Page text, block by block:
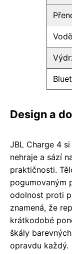
Design a
JBL Charge 4
nehraje a sází
praktičnosti.
pogumovaným
odolnost proti
znamená, že
krátkodobé
škály
opravdu každý.